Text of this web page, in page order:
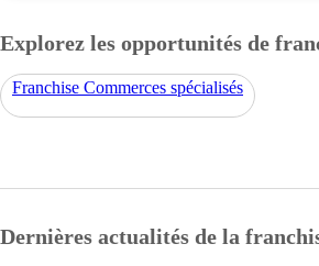
Explorez les opportunités de
Franchise Commerces spécialisés
Dernières actualités de la